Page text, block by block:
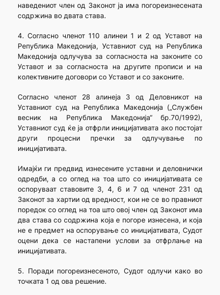
наведениот член од Законот ја има погореизнесената
содржина во двата става.
4. Согласно членот 110 алинеи 1 и 2 од Уставот на
Република Македонија, Уставниот суд на Република
Македонија одлучува за согласноста на законите со
Уставот и за согласноста на другите прописи и на
колективните договори со Уставот и со законите.
Согласно членот 28 алинеја 3 од Деловникот на
Уставниот суд на Република Македонија („Службен
весник на Република Македонија“ бр.70/1992),
Уставниот суд ќе ја отфрли иницијативата ако постојат
други процесни пречки за одлучување по
иницијативата.
Имајќи ги предвид изнесените уставни и деловнички
одредби, а со оглед на тоа што со иницијативата се
оспоруваат ставовите 3, 4, 6 и 7 од членот 231 од
Законот за хартии од вредност, кои не се во правниот
поредок со оглед на тоа што овој член од Законот има
два става со содржина која е погоре изнесена, и која
не е предмет на оспорување со иницијативата, Судот
оцени дека се настапени услови за отфрлање на
иницијативата.
5. Поради погореизнесеното, Судот одлучи како во
точката 1 од ова решение.